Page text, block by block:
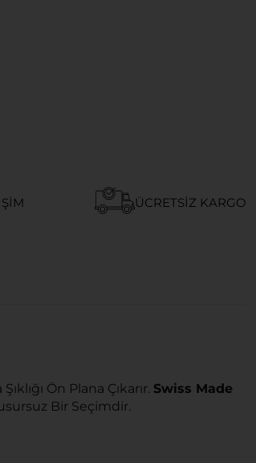
ÜCRETSIZ KARGO
Ön Plana Çıkarır. Swiss Made
Bir Seçimdir.